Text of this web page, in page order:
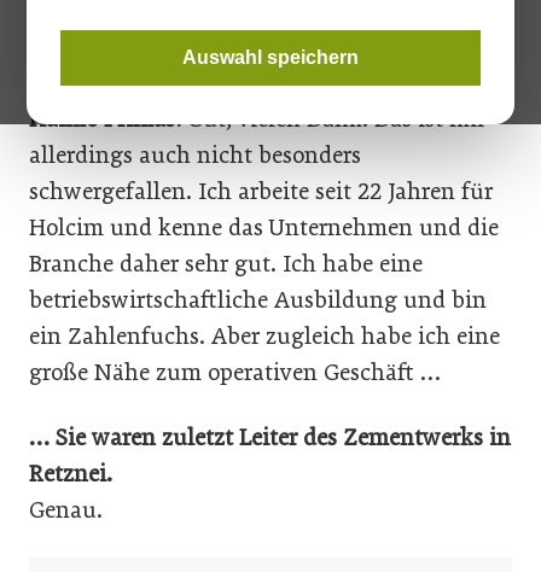
Auswahl speichern
Herr Primas, herzlichen Glückwunsch zu Ihrer
neuen Position. Wie haben Sie sich eingelebt?
Haimo Primas:Gut, vielen Dank. Das ist mir
allerdings auch nicht besonders
schwergefallen. Ich arbeite seit 22 Jahren für
Holcim und kenne das Unternehmen und die
Branche daher sehr gut. Ich habe eine
betriebswirtschaftliche Ausbildung und bin
ein Zahlenfuchs. Aber zugleich habe ich eine
große Nähe zum operativen Geschäft …
… Sie waren zuletzt Leiter des Zementwerks in
Retznei.
Genau.